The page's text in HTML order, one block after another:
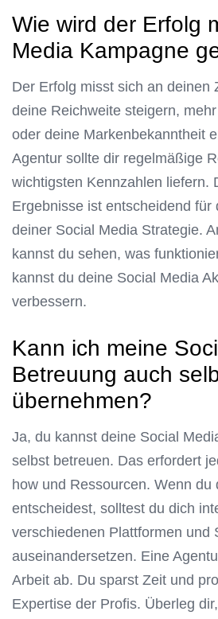
Wie wird der Erfolg
Media Kampagne
Der Erfolg misst sich an deinen
deine Reichweite steigern,
oder deine Markenbekanntheit
Agentur sollte dir regelmäßige
wichtigsten Kennzahlen liefern.
Ergebnisse ist entscheidend für
deiner Social Media Strategie.
kannst du sehen, was
kannst du deine Social Media
verbessern.
Kann ich meine
Betreuung auch
übernehmen?
Ja, du kannst deine Social
selbst betreuen. Das erfordert
how und Ressourcen. Wenn du
entscheidest, solltest du dich
verschiedenen Plattformen und
auseinandersetzen. Eine
Arbeit ab. Du sparst Zeit und
Expertise der Profis. Überleg